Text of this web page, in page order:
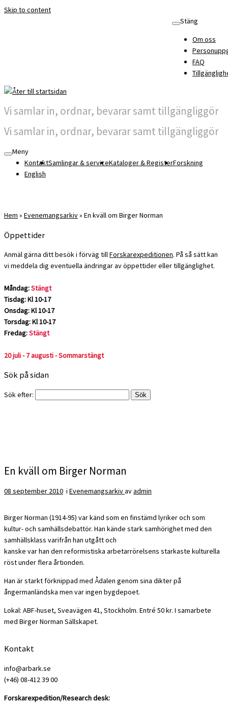
Skip to content
Stäng
Om oss
FAQ
Vi samlar in, ordnar, bevarar samt tillgängliggör
Vi samlar in, ordnar, bevarar samt tillgängliggör
Meny
KontaktSamlingar & serviceKataloger & RegisterForskning
English
Hem » Evenemangsarkiv» En kväll om Birger Norman
Öppettider
Anmäl gärna ditt besök i förväg tillForskarexpeditionen. På så sätt kan
vi meddela dig eventuella ändringar av öppettider eller tillgänglighet.
Måndag:Stängt
Tisdag: Kl 10-17
Onsdag: Kl 10-17
Torsdag: Kl 10-17
Fredag:Stängt
20 juli - 7 augusti - Sommarstängt
Sök på sidan
Sök efter:
En kväll om Birger Norman
08 september 2010 i Evenemangsarkivavadmin
Birger Norman (1914-95) var känd som en finstämd lyriker och som
kultur- och samhällsdebattör. Han kände stark samhörighet med den
samhällsklass varifrån han utgått och
kanske var han den reformistiska arbetarrörelsens starkaste kulturella
röst under flera årtionden.
Han är starkt förknippad med Ådalen genom sina dikter på
ångermanländska men var ingen bygdepoet.
Lokal: ABF-huset, Sveavägen 41, Stockholm. Entré 50 kr. I samarbete
med Birger Norman Sällskapet.
Kontakt
info@arbark.se
(+46) 08-412 39 00
Forskarexpedition/Research desk: